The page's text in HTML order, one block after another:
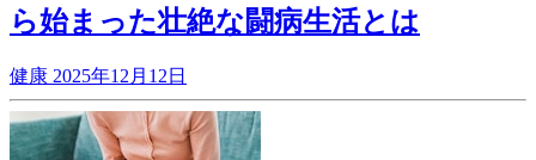
ら始まった壮絶な闘病生活とは
健康 2025年12月12日